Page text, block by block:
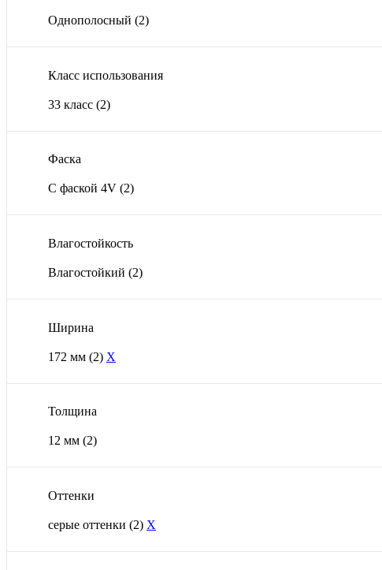
Однополосный (2)
Класс использования
33 класс (2)
Фаска
С фаской 4V (2)
Влагостойкость
Влагостойкий (2)
Ширина
172 мм (2) X
Толщина
12 мм (2)
Оттенки
серые оттенки (2) X